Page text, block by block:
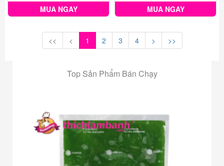
MUA NGAY MUA NGAY
<< < 1 2 3 4 > >>
Top Sản Phẩm Bán Chạy